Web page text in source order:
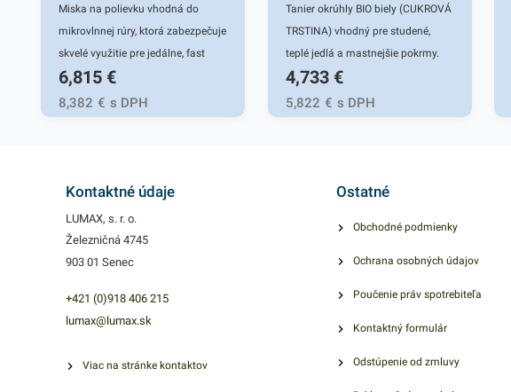
Miska na polievku vhodná do
mikrovlnnej rúry, ktorá zabezpečuje
skvelé využitie pre jedálne, fast
foody, bufety, na catering, party,
piknik a rôzne podujatia.
6,815 €
8,382 € s DPH
Tanier okrúhly BIO biely (CUKROVÁ
TRSTINA) vhodný pre studené,
teplé jedlá a mastnejšie pokrmy.
Využitie pre cukrárne, fast foody,
bufety, jedálne, na cateringu,
festivaloch, trhoch, oslavách,
TRSTINA) - patrí do čeľade tráv,
do jedného roka. Stonky majú
vysoký obsah celulózy. Produkty
hladký jemný povrch, sú stabilné,
4,733 €
5,822 € s DPH
Kontaktné údaje
LUMAX, s. r. o.
Železničná 4745
903 01 Senec
+421 (0)918 406 215
lumax@lumax.sk
Viac na stránke kontaktov
Ostatné
Obchodné podmienky
Ochrana osobných údajov
Poučenie práv spotrebiteľa
Kontaktný formulár
Odstúpenie od zmluvy